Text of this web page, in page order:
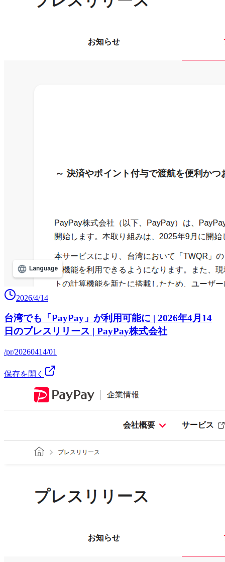
2026/4/14
台湾でも「PayPay」が利用可能に | 2026年4月14
日のプレスリリース | PayPay株式会社
/pr/20260414/01
保存を開く